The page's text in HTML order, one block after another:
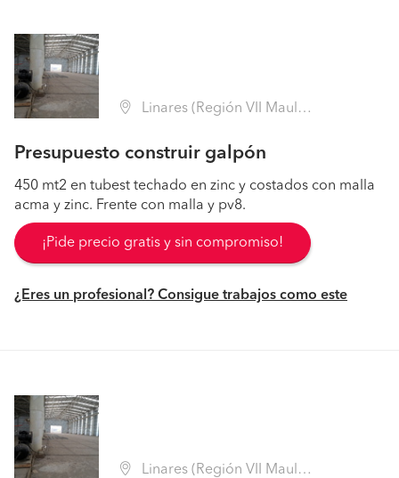
Linares (Región VII Maule - Linares)
Presupuesto construir galpón
450 mt2 en tubest techado en zinc y costados con malla
acma y zinc. Frente con malla y pv8.
¡Pide precio gratis y sin compromiso!
¿Eres un profesional? Consigue trabajos como este
Linares (Región VII Maule - Linares)